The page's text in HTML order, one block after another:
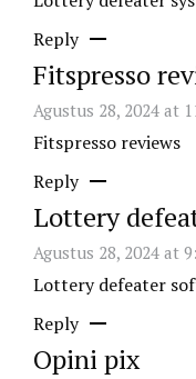
Reply
Fitspresso
Agustus 28, 2024 at
Fitspresso reviews
Reply
Lottery
Agustus 28, 2024 at
Lottery defeater
Reply
Opini pix